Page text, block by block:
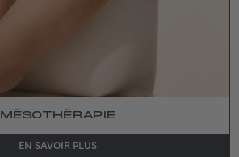
MÉSOTHÉRAPIE
EN SAVOIR PLUS